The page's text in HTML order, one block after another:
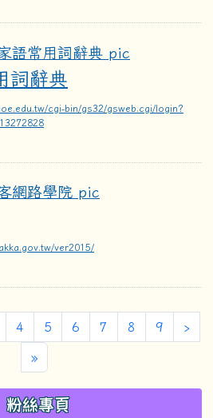
詞辭典
cgi-bin/gs32/gsweb.cgi/login?
ver2015/
4 5 6 7 8 9 ›下
»最後頁
粉絲專頁